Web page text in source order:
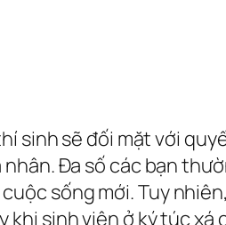
sinh sẽ đối mặt với
Đa số các bạn
sống mới. Tuy
khi sinh viên ở ký túc